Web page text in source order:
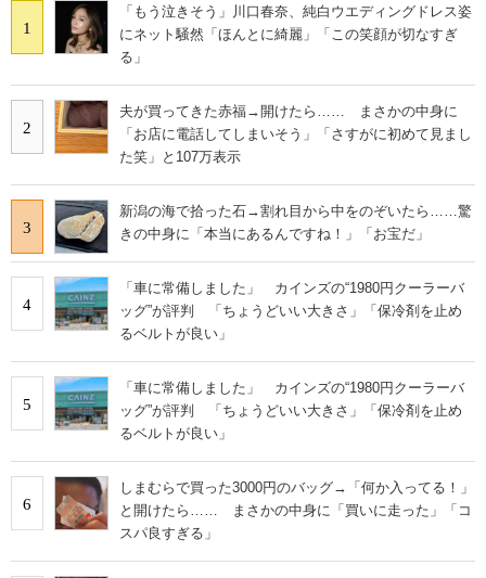
1
「もう泣きそう」川口春奈、純白ウエディングドレス姿
にネット騒然「ほんとに綺麗」「この笑顔が切なすぎ
る」
2
夫が買ってきた赤福→開けたら…… まさかの中身に
「お店に電話してしまいそう」「さすがに初めて見まし
た笑」と107万表示
3
新潟の海で拾った石→割れ目から中をのぞいたら……驚
きの中身に「本当にあるんですね！」「お宝だ」
4
「車に常備しました」 カインズの“1980円クーラーバ
ッグ”が評判 「ちょうどいい大きさ」「保冷剤を止め
るベルトが良い」
5
「車に常備しました」 カインズの“1980円クーラーバ
ッグ”が評判 「ちょうどいい大きさ」「保冷剤を止め
るベルトが良い」
6
しまむらで買った3000円のバッグ→「何か入ってる！」
と開けたら…… まさかの中身に「買いに走った」「コ
スパ良すぎる」